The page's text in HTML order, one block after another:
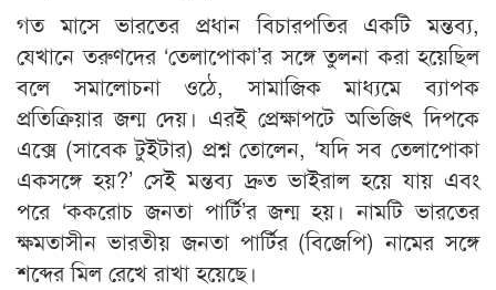
গত মাসে ভারতের প্রধান বিচারপতির একটি মন্তব্য,
যেখানে তরুণদের ‘তেলাপোকা’র সঙ্গে তুলনা করা হয়েছিল
বলে সমালোচনা ওঠে, সামাজিক মাধ্যমে ব্যাপক
প্রতিক্রিয়ার জন্ম দেয়। এরই প্রেক্ষাপটে অভিজিৎ দিপকে
এক্সে (সাবেক টুইটার) প্রশ্ন তোলেন, ‘যদি সব তেলাপোকা
একসঙ্গে হয়?’ সেই মন্তব্য দ্রুত ভাইরাল হয়ে যায় এবং
পরে ‘ককরোচ জনতা পার্টি’র জন্ম হয়। নামটি ভারতের
ক্ষমতাসীন ভারতীয় জনতা পার্টির (বিজেপি) নামের সঙ্গে
শব্দের মিল রেখে রাখা হয়েছে।